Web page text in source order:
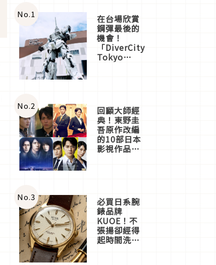
No.1 在台場欣賞
鋼彈最後的
機會！
「DiverCity
Tokyo
體驗
No.2 回顧大師經
典！東野圭
吾原作改編
的10部日本
影視作品推
No.3 必買日系腕
錶品牌
KUOE！不
張揚卻經得
起時間洗鍊